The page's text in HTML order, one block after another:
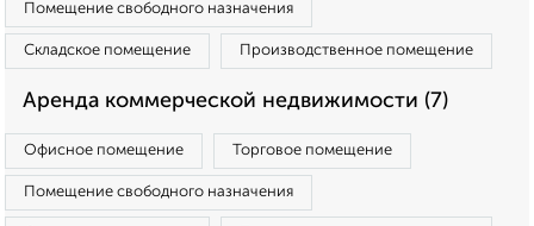
Помещение свободного назначения
Складское помещение Производственное помещение
Аренда коммерческой недвижимости (7)
Офисное помещение Торговое помещение
Помещение свободного назначения